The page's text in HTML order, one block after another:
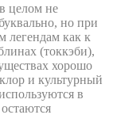
целом не
но при
легендам как к
(токкэби),
хорошо
и культурный
в